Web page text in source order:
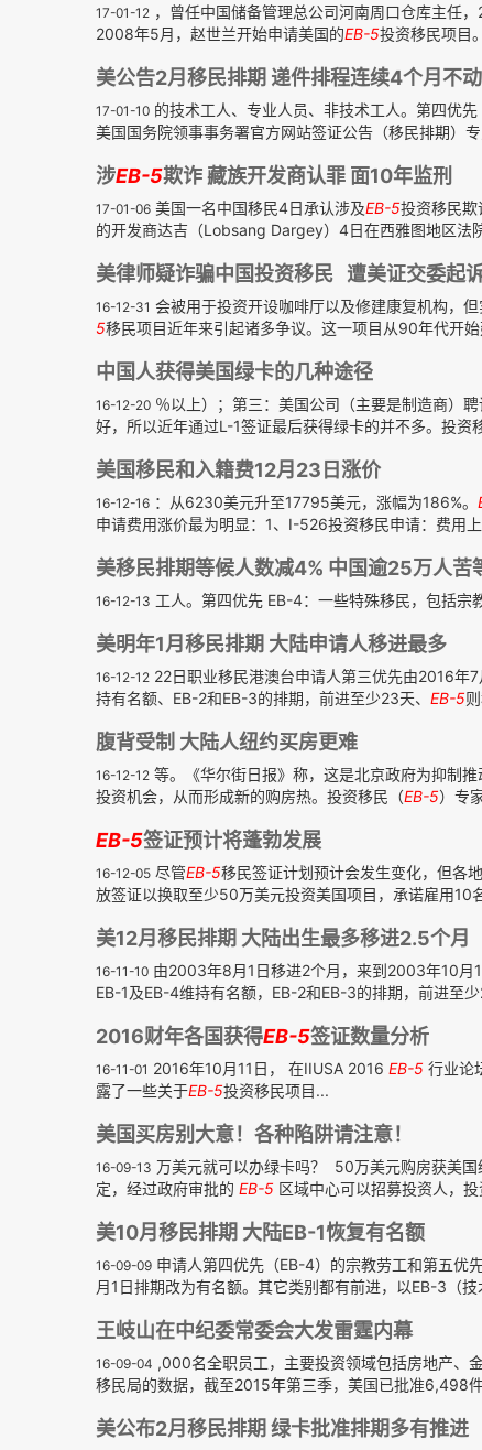
17-01-12 ，曾任中国储备管理总公司河南周口仓库主任
2008年5月，赵世兰开始申请美国的EB-5投资移民项目
美公告2月移民排期 递件排程连续4个月不动
17-01-10 的技术工人、专业人员、非技术工人。第四优
美国国务院领事事务署官方网站签证公告（移民排期）
涉EB-5欺诈 藏族开发商认罪 面10年监刑
17-01-06 美国一名中国移民4日承认涉及EB-5投资移民
的开发商达吉（Lobsang Dargey）4日在西雅图地区法
美律师疑诈骗中国投资移民 遭美证交委起
16-12-31 会被用于投资开设咖啡厅以及修建康复机构，
5移民项目近年来引起诸多争议。这一项目从90年代开
中国人获得美国绿卡的几种途径
16-12-20 ％以上）；第三：美国公司（主要是制造商）
好，所以近年通过L-1签证最后获得绿卡的并不多。投资
美国移民和入籍费12月23日涨价
16-12-16 ：从6230美元升至17795美元，涨幅为186%。
申请费用涨价最为明显：1、I-526投资移民申请：费用
美移民排期等候人数减4% 中国逾25万人苦
16-12-13 工人。第四优先 EB-4：一些特殊移民，包括宗
美明年1月移民排期 大陆申请人移进最多
16-12-12 22日职业移民港澳台申请人第三优先由2016年
持有名额、EB-2和EB-3的排期，前进至少23天、 EB-5
腹背受制 大陆人纽约买房更难
16-12-12 等。《华尔街日报》称，这是北京政府为抑制
投资机会，从而形成新的购房热。投资移民（EB-5）专
EB-5签证预计将蓬勃发展
16-12-05 尽管EB-5移民签证计划预计会发生变化，但各
放签证以换取至少50万美元投资美国项目，承诺雇用10
美12月移民排期 大陆出生最多移进2.5个月
16-11-10 由2003年8月1日移进2个月，来到2003年10月
EB-1及EB-4维持有名额，EB-2和EB-3的排期，前进至少
2016财年各国获得EB-5签证数量分析
16-11-01 2016年10月11日， 在IIUSA 2016 EB-5 行业论
露了一些关于EB-5投资移民项目...
美国买房别大意！各种陷阱请注意！
16-09-13 万美元就可以办绿卡吗？ 50万美元购房获美
定，经过政府审批的 EB-5 区域中心可以招募投资人，
美10月移民排期 大陆EB-1恢复有名额
16-09-09 申请人第四优先（EB-4）的宗教劳工和第五优
月1日排期改为有名额。其它类别都有前进，以EB-3（
王岐山在中纪委常委会大发雷霆内幕
16-09-04 ,000名全职员工，主要投资领域包括房地产、
移民局的数据，截至2015年第三季，美国已批准6,498
美公布2月移民排期 绿卡批准排期多有推进